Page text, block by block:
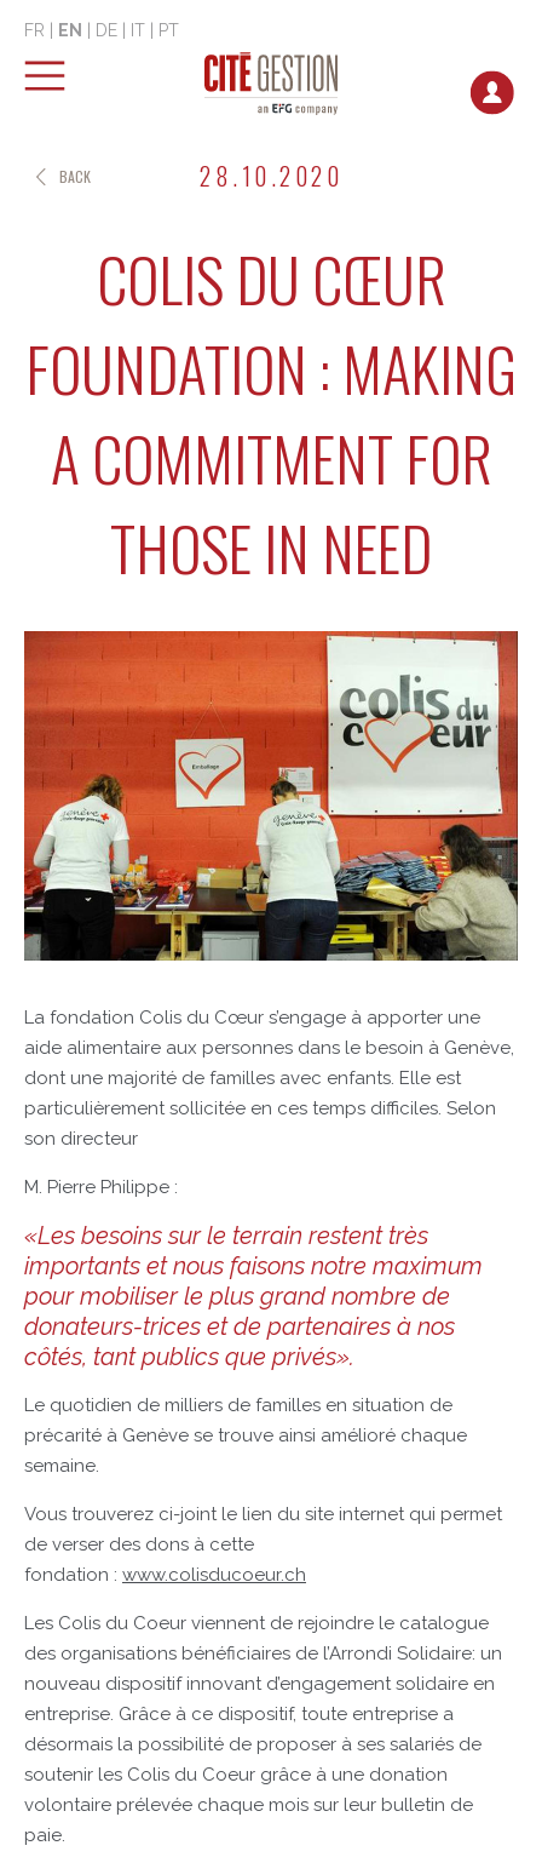
FR EN DE IT PT
28.10.2020
COLIS DU CŒUR
FOUNDATION : MAKING
A COMMITMENT FOR
THOSE IN NEED
La fondation Colis du Cœur s’engage à apporter une
aide alimentaire aux personnes dans le besoin à Genève,
dont une majorité de familles avec enfants. Elle est
particulièrement sollicitée en ces temps difficiles. Selon
son directeur
M. Pierre Philippe :
«Les besoins sur le terrain restent très
importants et nous faisons notre maximum
pour mobiliser le plus grand nombre de
donateurs-trices et de partenaires à nos
côtés, tant publics que privés».
Le quotidien de milliers de familles en situation de
précarité à Genève se trouve ainsi amélioré chaque
semaine.
Vous trouverez ci-joint le lien du site internet qui permet
de verser des dons à cette
fondation : www.colisducoeur.ch
Les Colis du Coeur viennent de rejoindre le catalogue
des organisations bénéficiaires de l’Arrondi Solidaire: un
nouveau dispositif innovant d’engagement solidaire en
entreprise. Grâce à ce dispositif, toute entreprise a
désormais la possibilité de proposer à ses salariés de
soutenir les Colis du Coeur grâce à une donation
volontaire prélevée chaque mois sur leur bulletin de
paie.
BACK